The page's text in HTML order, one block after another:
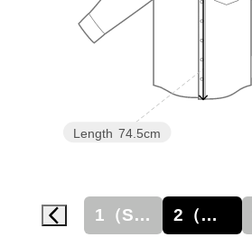
Length 74.5cm
1（S相当） 2（M相当）